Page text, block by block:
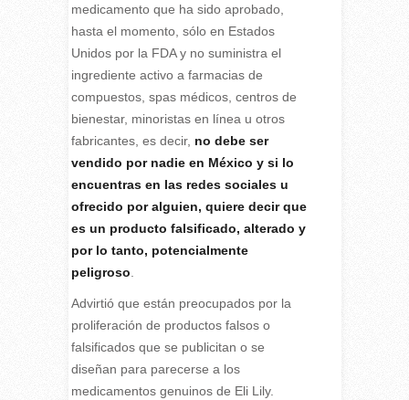
medicamento que ha sido aprobado,
hasta el momento, sólo en Estados
Unidos por la FDA y no suministra el
ingrediente activo a farmacias de
compuestos, spas médicos, centros de
bienestar, minoristas en línea u otros
fabricantes, es decir, no debe ser
vendido por nadie en México y si lo
encuentras en las redes sociales u
ofrecido por alguien, quiere decir que
es un producto falsificado, alterado y
por lo tanto, potencialmente
peligroso
Advirtió que están preocupados por la
proliferación de productos falsos o
falsificados que se publicitan o se
diseñan para parecerse a los
medicamentos genuinos de Eli Lily.